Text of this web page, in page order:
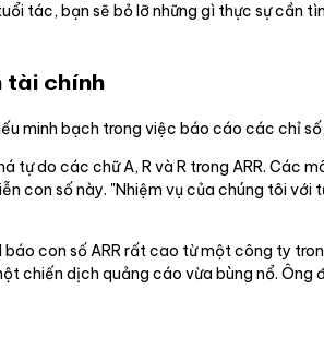
tác, bạn sẽ bỏ lỡ những gì thực sự
tài chính
minh bạch trong việc báo cáo các chỉ
tự do các chữ A, R và R trong ARR. Các
con số này. "Nhiệm vụ của chúng tôi
con số ARR rất cao từ một công ty
chiến dịch quảng cáo vừa bùng nổ.